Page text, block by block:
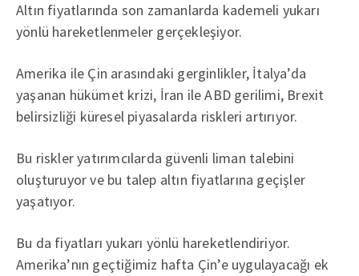
Altın fiyatlarında son zamanlarda kademeli yukarı
yönlü hareketlenmeler gerçekleşiyor.
Amerika ile Çin arasındaki gerginlikler, İtalya’da
yaşanan hükümet krizi, İran ile ABD gerilimi, Brexit
belirsizliği küresel piyasalarda riskleri artırıyor.
Bu riskler yatırımcılarda güvenli liman talebini
oluşturuyor ve bu talep altın fiyatlarına geçişler
yaşatıyor.
Bu da fiyatları yukarı yönlü hareketlendiriyor.
Amerika’nın geçtiğimiz hafta Çin’e uygulayacağı ek